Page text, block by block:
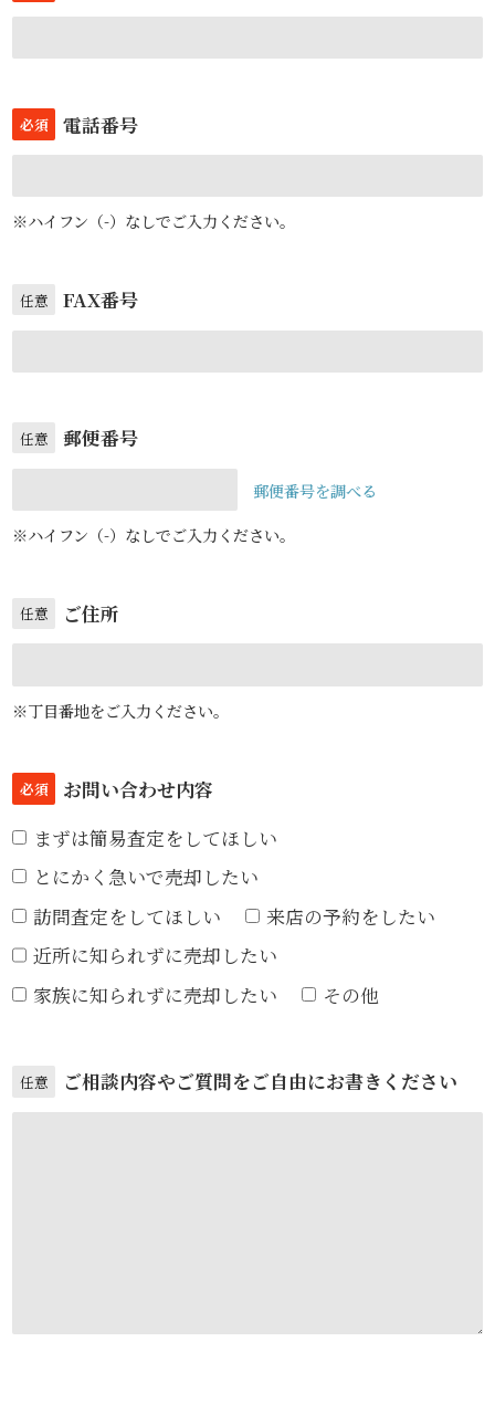
必須 電話番号
※ハイフン（-）なしでご入力ください。
任意 FAX番号
任意 郵便番号
郵便番号を調べる
※ハイフン（-）なしでご入力ください。
任意 ご住所
※丁目番地をご入力ください。
必須
お問い合わせ内容
まずは簡易査定をしてほしい
とにかく急いで売却したい
訪問査定をしてほしい
来店の予約をしたい
近所に知られずに売却したい
家族に知られずに売却したい
その他
任意 ご相談内容やご質問をご自由にお書きください